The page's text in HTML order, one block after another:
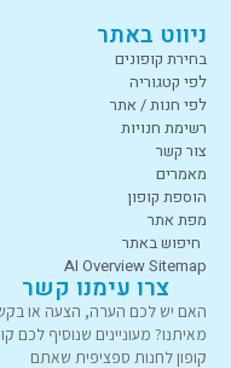
ניווט באתר
בחירת קופונים
לפי קטגוריה
לפי חנות / אתר
רשימת חנויות
צור קשר
מאמרים
הוספת קופון
מפת אתר
חיפוש באתר
AI Overview Sitemap
צרו עימנו קשר
האם יש לכם הערה, הצעה או
מאיתנו? מעוניינים שנוסיף לכם
קופון לחנות ספציפית שאתם